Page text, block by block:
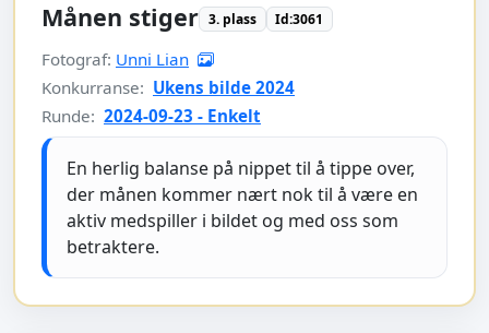
Månen stiger 3. plass Id:3061
Fotograf: Unni Lian
Konkurranse: Ukens bilde 2024
Runde: 2024-09-23 - Enkelt
En herlig balanse på nippet til å tippe over,
der månen kommer nært nok til å være en
aktiv medspiller i bildet og med oss som
betraktere.